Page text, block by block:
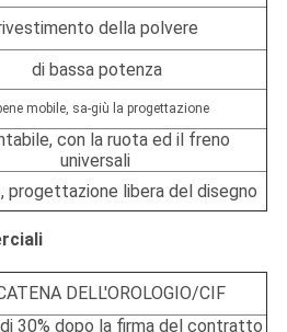
della polvere
di bassa potenza
mobile, sa-giù la progettazione
con la ruota ed il freno
universali
, progettazione libera del disegno
DELL'OROLOGIO/CIF
30% dopo la firma del contratto